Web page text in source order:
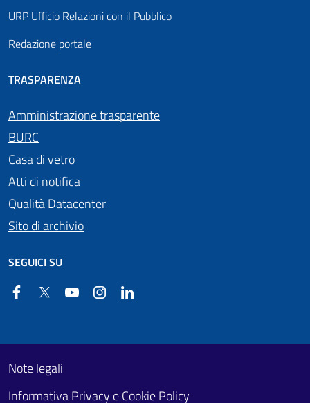
URP Ufficio Relazioni con il Pubblico
Redazione portale
TRASPARENZA
Amministrazione trasparente
BURC
Casa di vetro
Atti di notifica
Qualità Datacenter
Sito di archivio
SEGUICI SU
FacebookTwitter YouTube Instagram
Footer First
Useful links section
Note legali
Informativa Privacy e Cookie Policy